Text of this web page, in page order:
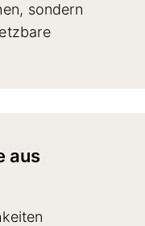
sondern
aus